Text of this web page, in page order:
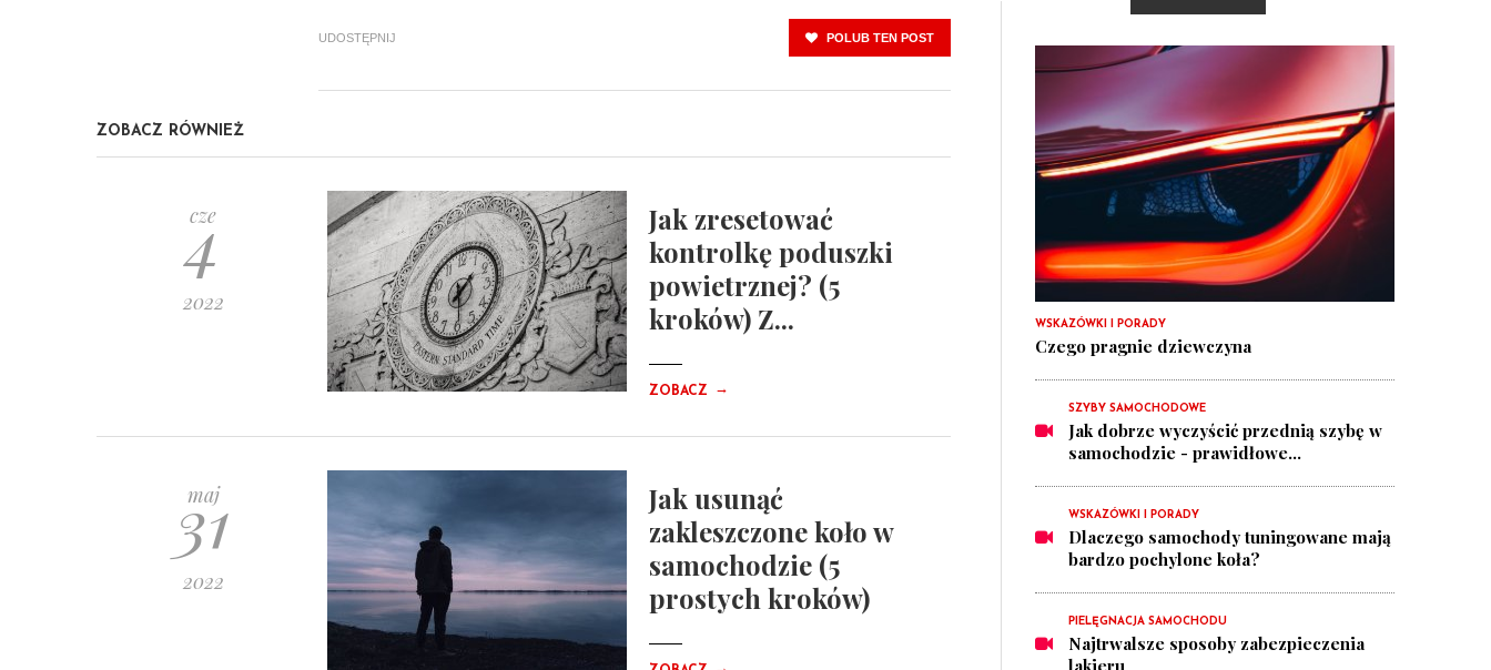
UDOSTĘPNIJ POLUB TEN POST
ZOBACZ RÓWNIEŻ
cze
4
2022
Jak zresetować
kontrolkę poduszki
powietrznej? (5
kroków) Z...
ZOBACZ →
maj
31
2022
Jak usunąć
zakleszczone koło w
samochodzie (5
prostych kroków)
WSKAZÓWKI I PORADY
Czego pragnie dziewczyna
SZYBY SAMOCHODOWE
Jak dobrze wyczyścić przednią szybę w
samochodzie - prawidłowe...
WSKAZÓWKI I PORADY
Dlaczego samochody tuningowane mają
bardzo pochylone koła?
PIELĘGNACJA SAMOCHODU
Najtrwalsze sposoby zabezpieczenia
lakieru